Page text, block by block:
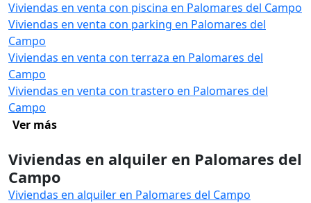
Viviendas en venta con piscina en Palomares del Campo
Viviendas en venta con parking en Palomares del
Campo
Viviendas en venta con terraza en Palomares del
Campo
Viviendas en venta con trastero en Palomares del
Campo
Ver más
Viviendas en alquiler en Palomares del
Campo
Viviendas en alquiler en Palomares del Campo